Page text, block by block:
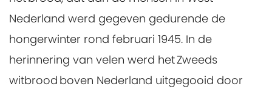
Nederland werd gegeven gedurende de
hongerwinter rond februari 1945. In de
herinnering van velen werd het Zweeds
witbrood boven Nederland uitgegooid door